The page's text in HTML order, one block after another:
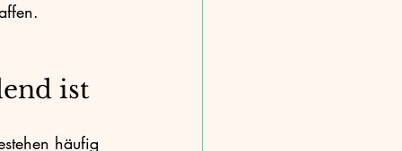
ist
häufig